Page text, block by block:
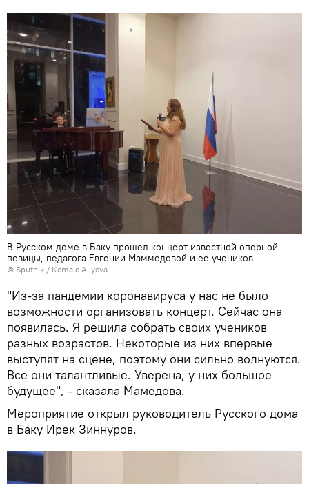
В Русском доме в Баку прошел концерт известной оперной
певицы, педагога Евгении Маммедовой и ее учеников
© Sputnik / Kemale Aliyeva
"Из-за пандемии коронавируса у нас не было
возможности организовать концерт. Сейчас она
появилась. Я решила собрать своих учеников
разных возрастов. Некоторые из них впервые
выступят на сцене, поэтому они сильно волнуются.
Все они талантливые. Уверена, у них большое
будущее", - сказала Мамедова.
Мероприятие открыл руководитель Русского дома
в Баку Ирек Зиннуров.